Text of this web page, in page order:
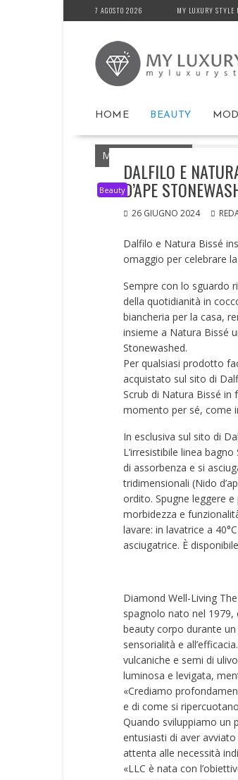
to
7 AGOSTO 2026 MY LUXURY STYLE
HOME BEAUTY
MyLuxuryStyle.net
Beauty
DALFILO E
D’APE
26 GIUGNO 2024
Dalfilo e Natura Bissé
omaggio per celebrare
Sempre con lo sguardo
della quotidianità in
biancheria per la casa,
insieme a Natura Bissé
Stonewashed.
Per qualsiasi prodotto
acquistato sul sito di
Scrub di Natura Bissé
momento per sé, come
In esclusiva sul sito di
L’irresistibile linea
di assorbenza e si
tridimensionali (Nido
ordito. Spugne leggere
morbidezza e
lavare: in lavatrice a
asciugatrice. È
Diamond Well-Living
spagnolo nato nel
beauty corpo durante
sensorialità e
vulcaniche e semi di
luminosa e levigata,
«Crediamo
e di come si
Quando sviluppiamo un
entusiasti di aver
attenta alle necessità
«LLC è nata con